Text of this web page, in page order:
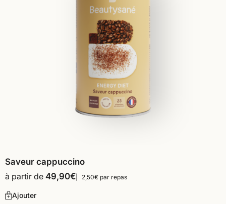
Saveur cappuccino
à partir de 49,90€ 2,50€ par repas
Ajouter